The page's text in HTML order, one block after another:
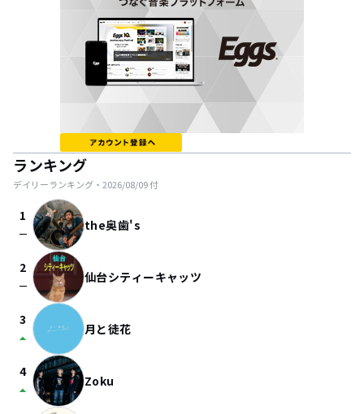
ランキング
デイリーランキング・ 2026/08/09付
1
check_indeterminate_small the奥歯's
2
check_indeterminate_small 仙台シティーキャッツ
3
arrow_drop_up 月と徒花
4
arrow_drop_up Zoku